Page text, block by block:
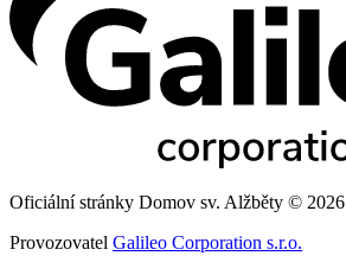
Oficiální stránky Domov sv. Alžběty © 2026
Provozovatel Galileo Corporation s.r.o.